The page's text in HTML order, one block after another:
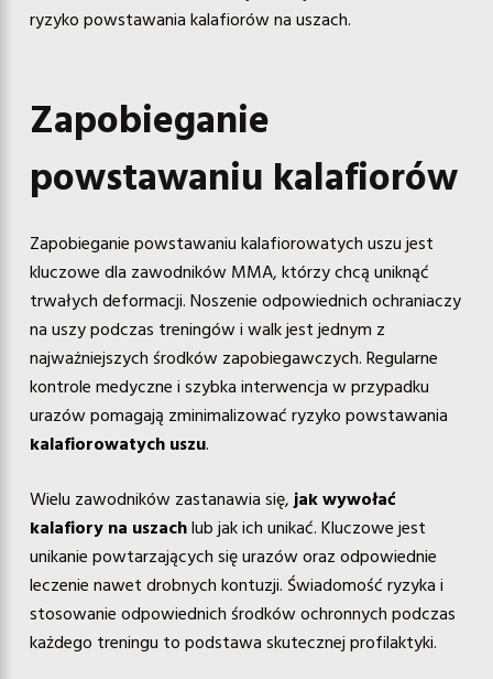
ryzyko powstawania kalafiorów na uszach.
Zapobieganie
powstawaniu kalafiorów
Zapobieganie powstawaniu kalafiorowatych uszu jest
kluczowe dla zawodników MMA, którzy chcą uniknąć
trwałych deformacji. Noszenie odpowiednich ochraniaczy
na uszy podczas treningów i walk jest jednym z
najważniejszych środków zapobiegawczych. Regularne
kontrole medyczne i szybka interwencja w przypadku
urazów pomagają zminimalizować ryzyko powstawania
kalafiorowatych uszu.
Wielu zawodników zastanawia się, jak wywołać
kalafiory na uszachlub jak ich unikać. Kluczowe jest
unikanie powtarzających się urazów oraz odpowiednie
leczenie nawet drobnych kontuzji. Świadomość ryzyka i
stosowanie odpowiednich środków ochronnych podczas
każdego treningu to podstawa skutecznej profilaktyki.